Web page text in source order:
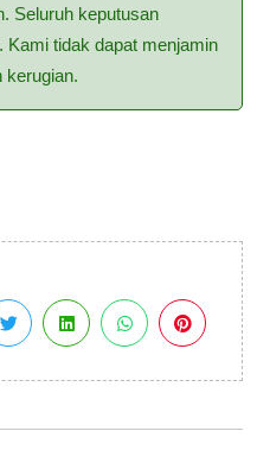
Seluruh keputusan
Kami tidak dapat menjamin
kerugian.